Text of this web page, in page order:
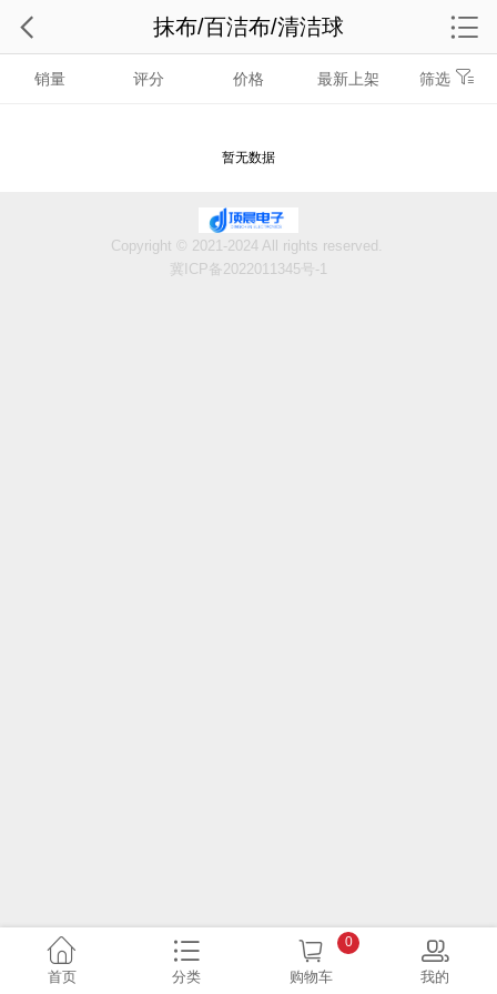
销量 评分 价格 最新上架 筛选
暂无数据
抹布/百洁布/清洁球
Copyright © 2021-2024 All rights reserved.
冀ICP备2022011345号-1
首页 分类 购物车
0
我的